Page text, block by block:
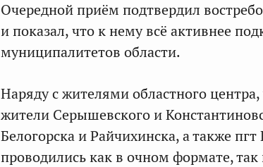
Очередной приём подтвердил
и показал, что к нему всё активнее
муниципалитетов области.
Наряду с жителями областного
жители Серышевского и
Белогорска и Райчихинска, а также
проводились как в очном формате,